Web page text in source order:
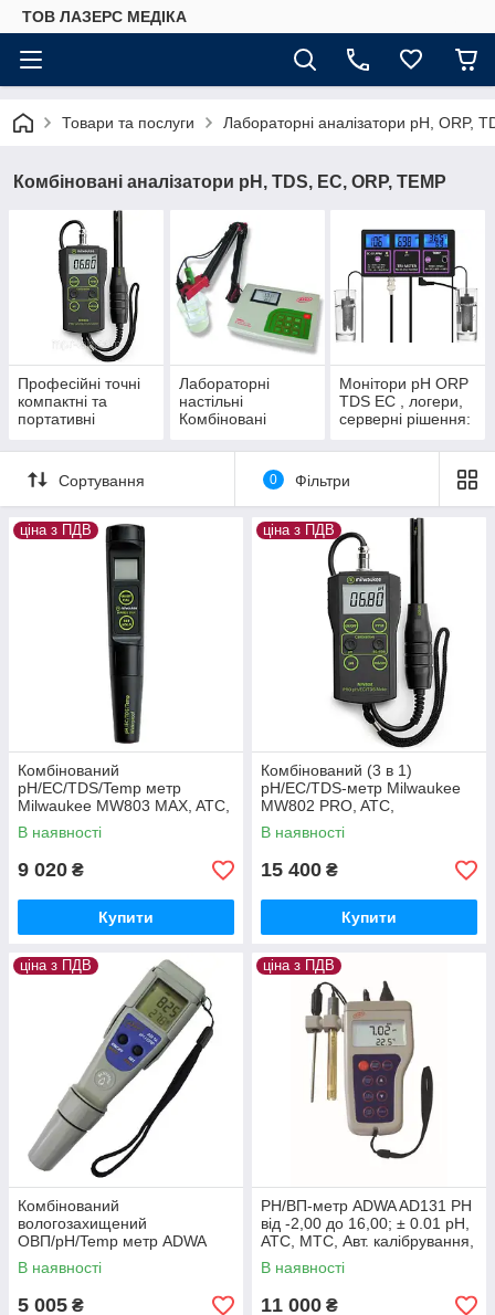
ТОВ ЛАЗЕРС МЕДІКА
Товари та послуги Лабораторні аналізатори pH, ORP,
Комбіновані аналізатори pH, TDS, EC, ORP, TEMP
Професійні точні
компактні та
портативні
аналізатори pH,
TDS, EC, ORP
Лабораторні
настільні
Комбіновані
TDS, EC, ORP для
точних робіт та
Монітори рН ORP
TDS EC , логери,
серверні рішення:
збереження та
Сортування 0 Фільтри
ціна з ПДВ
Комбінований
pH/EC/TDS/Temp метр
Milwaukee MW803 MAX, ATC,
автомат. калібрування,
Угорщина
В наявності
9 020 ₴
Купити
ціна з ПДВ
Комбінований (3 в 1)
pH/EC/TDS-метр Milwaukee
MW802 PRO, ATC,
калібрування ручне,
Угорщина
В наявності
15 400 ₴
Купити
ціна з ПДВ
Комбінований
вологозахищений
ОВП/pH/Temp метр ADWA
AD14, -2.00 до 16.00 pH,0 до
±1000mV, АТС, Угорщина
В наявності
5 005 ₴
ціна з ПДВ
PН/ВП-метр ADWA AD131 РН
від -2,00 до 16,00; ± 0.01 pH,
АТС, МТС, Авт. калібрування,
Пам'ять 500, Угорщина
В наявності
11 000 ₴